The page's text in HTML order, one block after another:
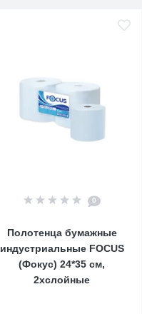
0
Полотенца бумажные
индустриальные FOCUS
(Фокус) 24*35 см,
2хслойные